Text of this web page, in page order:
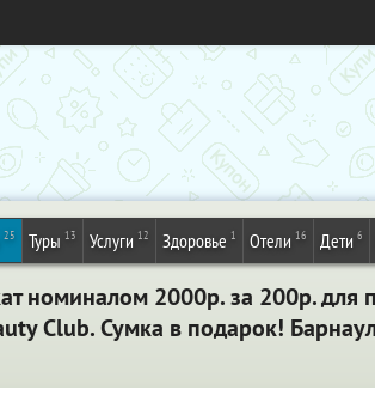
25 Туры 13 Услуги 12 Здоровье 1 Отели 16 Дети 6
номиналом 2000р. за 200р. для
Club. Сумка в подарок!